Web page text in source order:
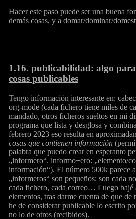
Hacer este paso puede ser una buena
demás cosas, y a domar/dominar/
1.16. publicabilidad: algo
cosas publicables
Tengo información interesante en:
org-mode (cada fichero tiene miles de
mandado, otros ficheros sueltos en mi
programa que lista y desglosa y
febrero 2023 eso resulta en
cosas que contienen información
palabra que puedo crear en esperanto
„informero“. informo+ero: „elemento/
información“). El número 500k parece
„informeros“ son pequeños: son cada
cada fichero, cada correo… Luego bajé
elementos, tras darme cuenta de que de
he de considerar publicable lo escrito
no lo de otros (recibidos).